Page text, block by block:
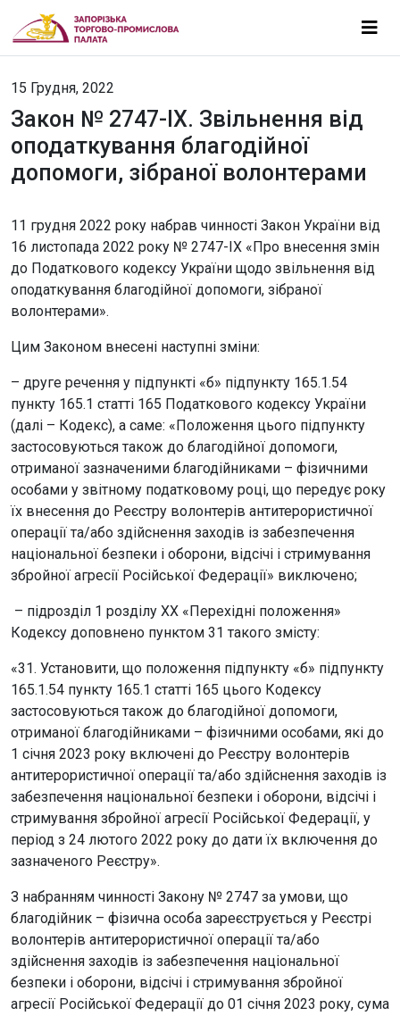
15 Грудня, 2022
Закон № 2747-ІХ. Звільнення від
оподаткування благодійної
допомоги, зібраної волонтерами
11 грудня 2022 року набрав чинності Закон України від
16 листопада 2022 року № 2747-ІХ «Про внесення змін
до Податкового кодексу України щодо звільнення від
оподаткування благодійної допомоги, зібраної
волонтерами».
Цим Законом внесені наступні зміни:
– друге речення у підпункті «б» підпункту 165.1.54
пункту 165.1 статті 165 Податкового кодексу України
(далі – Кодекс), а саме: «Положення цього підпункту
застосовуються також до благодійної допомоги,
отриманої зазначеними благодійниками – фізичними
особами у звітному податковому році, що передує року
їх внесення до Реєстру волонтерів антитерористичної
операції та/або здійснення заходів із забезпечення
національної безпеки і оборони, відсічі і стримування
збройної агресії Російської Федерації» виключено;
– підрозділ 1 розділу XX «Перехідні положення»
Кодексу доповнено пунктом 31 такого змісту:
«31. Установити, що положення підпункту «б» підпункту
165.1.54 пункту 165.1 статті 165 цього Кодексу
застосовуються також до благодійної допомоги,
отриманої благодійниками – фізичними особами, які до
1 січня 2023 року включені до Реєстру волонтерів
антитерористичної операції та/або здійснення заходів із
забезпечення національної безпеки і оборони, відсічі і
стримування збройної агресії Російської Федерації, у
період з 24 лютого 2022 року до дати їх включення до
зазначеного Реєстру».
З набранням чинності Закону № 2747 за умови, що
благодійник – фізична особа зареєструється у Реєстрі
волонтерів антитерористичної операції та/або
здійснення заходів із забезпечення національної
безпеки і оборони, відсічі і стримування збройної
агресії Російської Федерації до 01 січня 2023 року, сума